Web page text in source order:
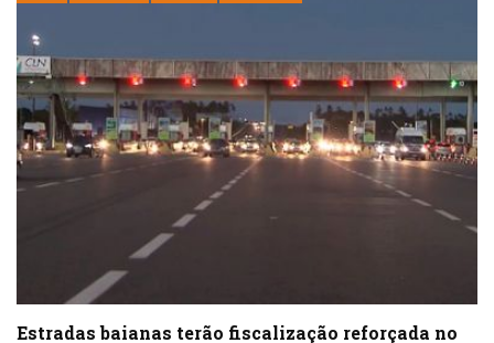
Estradas baianas terão fiscalização reforçada no